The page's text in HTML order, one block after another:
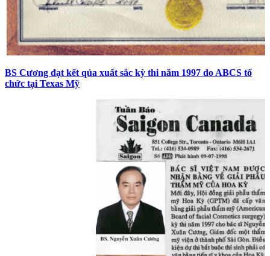
BS Cương đạt kết qủa xuất sắc kỳ thi năm 1997 do ABCS tổ
chức tại Texas Mỹ